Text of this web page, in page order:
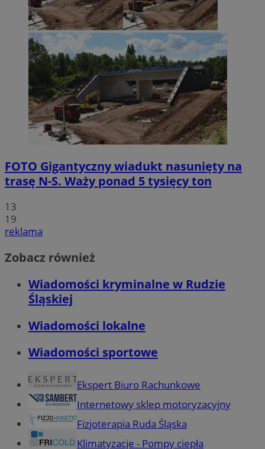
FOTO Gigantyczny wiadukt nasunięty na
trasę N-S. Waży ponad 5 tysięcy ton
13
19
reklama
Zobacz również
Wiadomości kryminalne w Rudzie
Śląskiej
Wiadomości lokalne
Wiadomości sportowe
Ekspert Biuro Rachunkowe
Internetowy sklep motoryzacyjny
Fizjoterapia Ruda Śląska
Klimatyzacje - Pompy ciepła